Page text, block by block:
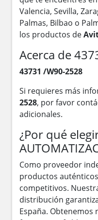
Valencia, Sevilla,
Palmas, Bilbao o
los productos de
Acerca de
43731 /W90-2528
Si requieres más
2528, por favor
adicionales.
¿Por qué
Como proveedor
productos
competitivos.
distribución
España.